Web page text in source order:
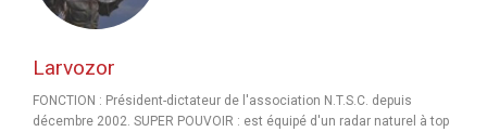
Larvozor
FONCTION : Président-dictateur de l'association N.T.S.C. depuis
décembre 2002. SUPER POUVOIR : est équipé d'un radar naturel à top